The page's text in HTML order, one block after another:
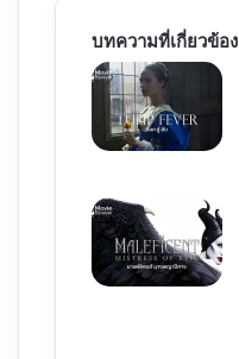
บทความที่เกี่ยวข้อง